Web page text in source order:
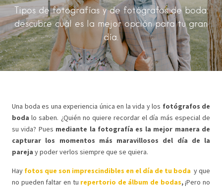
Tipos de fotografías y de fotógrafos de boda:
descubre cuál es la mejor opción para tu gran
día.
Una boda es una experiencia única en la vida y los fotógrafos de
boda lo saben. ¿Quién no quiere recordar el día más especial de
su vida? Pues mediante la fotografía es la mejor manera de
capturar los momentos más maravillosos del día de la
pareja y poder verlos siempre que se quiera.
Hay fotos que son imprescindibles en el día de tu boda y que
no pueden faltar en tu repertorio de álbum de bodas,¡Pero no